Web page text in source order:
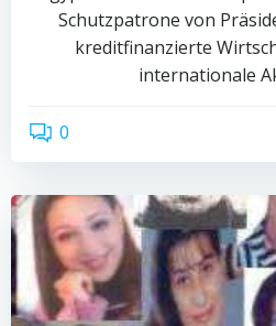
Schutzpatrone von
kreditfinanzierte
internationale
0